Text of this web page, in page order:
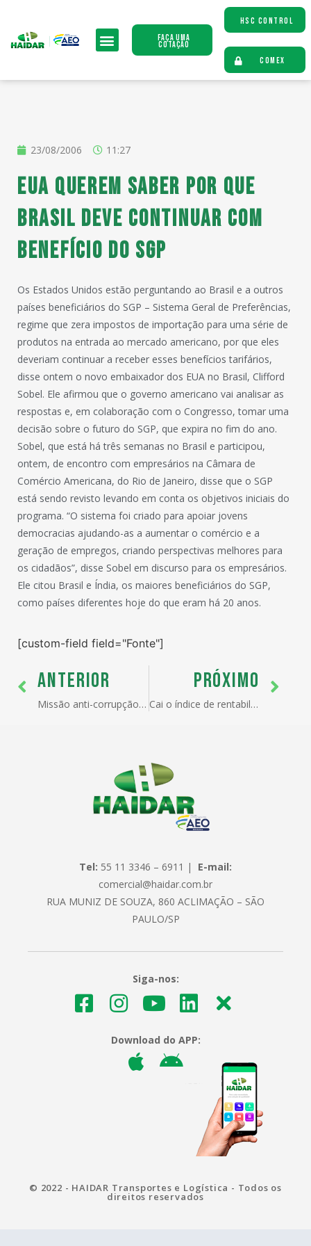
Faça uma
Cotação
HSC CONTROL
COMEX
23/08/2006 11:27
EUA querem saber por que
Brasil deve continuar com
benefício do SGP
Os Estados Unidos estão perguntando ao Brasil e a outros
países beneficiários do SGP – Sistema Geral de Preferências,
regime que zera impostos de importação para uma série de
produtos na entrada ao mercado americano, por que eles
deveriam continuar a receber esses benefícios tarifários,
disse ontem o novo embaixador dos EUA no Brasil, Clifford
Sobel. Ele afirmou que o governo americano vai analisar as
respostas e, em colaboração com o Congresso, tomar uma
decisão sobre o futuro do SGP, que expira no fim do ano.
Sobel, que está há três semanas no Brasil e participou,
ontem, de encontro com empresários na Câmara de
Comércio Americana, do Rio de Janeiro, disse que o SGP
está sendo revisto levando em conta os objetivos iniciais do
programa. “O sistema foi criado para apoiar jovens
democracias ajudando-as a aumentar o comércio e a
geração de empregos, criando perspectivas melhores para
os cidadãos”, disse Sobel em discurso para os empresários.
Ele citou Brasil e Índia, os maiores beneficiários do SGP,
como países diferentes hoje do que eram há 20 anos.
[custom-field field="Fonte"]
ANTERIOR
Missão anti-corrupção fica para 2007
PRÓXIMO
Cai o índice de rentabilidade
Tel: 55 11 3346 – 6911 | E-mail:
comercial@haidar.com.br
RUA MUNIZ DE SOUZA, 860 ACLIMAÇÃO – SÃO
PAULO/SP
Siga-nos:
Download do APP:
© 2022 - HAIDAR Transportes e Logística - Todos os
direitos reservados